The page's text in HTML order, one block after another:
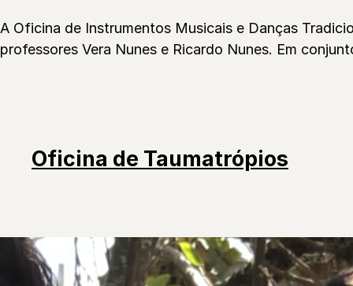
A Oficina de Instrumentos Musicais e Danças
professores Vera Nunes e Ricardo Nunes. Em
Oficina de Taumatrópios